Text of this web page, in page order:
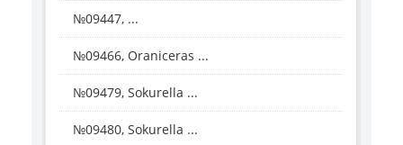
№09447, ...
№09466, Oraniceras ...
№09479, Sokurella ...
№09480, Sokurella ...